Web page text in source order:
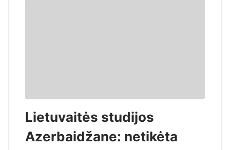
Lietuvaitės studijos
Azerbaidžane: netikėta